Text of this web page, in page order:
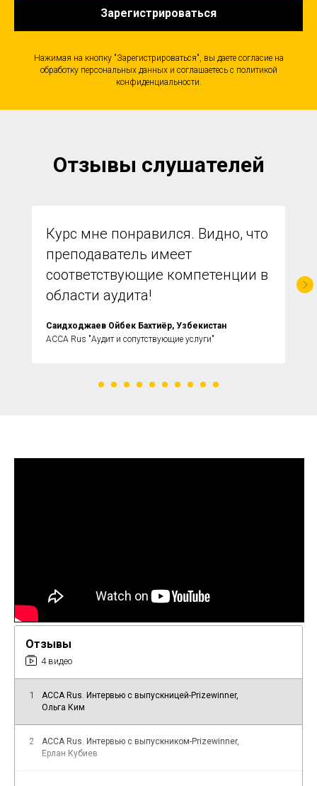
Зарегистрироваться
Нажимая на кнопку "Зарегистрироваться", вы даете согласие на
обработку персональных данных и соглашаетесь c политикой
конфиденциальности.
Отзывы слушателей
Курс мне понравился. Видно, что
преподаватель имеет
соответствующие компетенции в
области аудита!
Саидходжаев Ойбек Бахтиёр, Узбекистан
ACCA Rus "Аудит и сопутствующие услуги"
Отзывы
4 видео
1
ACCA Rus. Интервью с выпускницей-Prizewinner,
Ольга Ким
2
ACCA Rus. Интервью c выпускником-Prizewinner,
Ерлан Кубиев